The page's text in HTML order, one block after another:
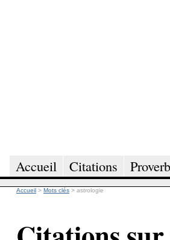
Accueil Citations
Accueil > Mots clés > astrologie